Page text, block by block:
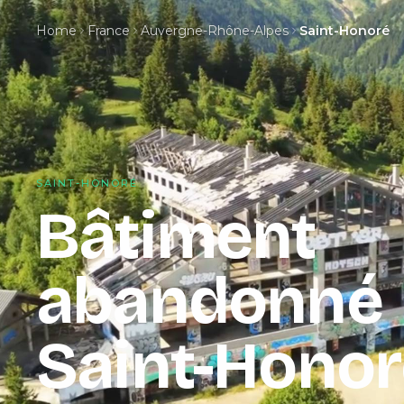
Home France Auvergne-Rhône-Alpes Saint-Honoré
SAINT-HONORÉ
Bâtiment
abandonné
Saint-